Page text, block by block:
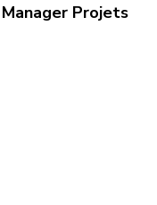
Projets